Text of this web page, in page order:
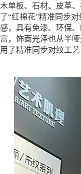
木单板、石材、皮革
了“红棉花”精准同步
感，具有免漆、环保
富，饰面光泽也从半
用了精准同步对纹工艺